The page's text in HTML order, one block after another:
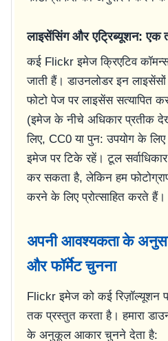
लाइसेंसिंग और एट्रिब्यूशन: एक
कई Flickr इमेज क्रिएटिव
जाती हैं। डाउनलोडर इन
फोटो पेज पर लाइसेंस सत्यापित
(इमेज के नीचे अधिकार प्रतीक
लिए, CC0 या पुन: उपयोग के
इमेज पर टिके रहें। टूल सर्वाधिकार
कर सकता है, लेकिन हम
करने के लिए प्रोत्साहित करते हैं।
अपनी आवश्यकता के
और फॉर्मेट चुनना
Flickr इमेज को कई रिज़ॉल्यूशन
तक प्रस्तुत करता है। हमारा
के अनुकूल आकार चुनने देता है: